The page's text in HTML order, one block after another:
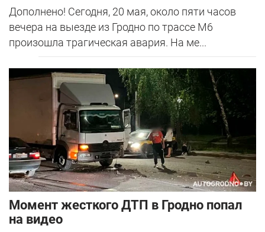
Дополнено! Сегодня, 20 мая, около пяти часов
вечера на выезде из Гродно по трассе М6
произошла трагическая авария. На ме...
Момент жесткого ДТП в Гродно попал
на видео